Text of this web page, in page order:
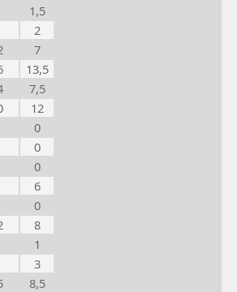
1,5
2
7
13,5
7,5
12
0
0
0
6
0
8
1
3
8,5